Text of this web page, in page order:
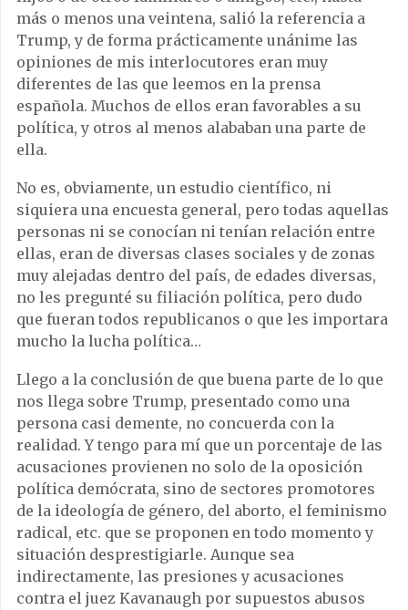
más o menos una veintena, salió la referencia a
Trump, y de forma prácticamente unánime las
opiniones de mis interlocutores eran muy
diferentes de las que leemos en la prensa
española. Muchos de ellos eran favorables a su
política, y otros al menos alababan una parte de
ella.
No es, obviamente, un estudio científico, ni
siquiera una encuesta general, pero todas aquellas
personas ni se conocían ni tenían relación entre
ellas, eran de diversas clases sociales y de zonas
muy alejadas dentro del país, de edades diversas,
no les pregunté su filiación política, pero dudo
que fueran todos republicanos o que les importara
mucho la lucha política…
Llego a la conclusión de que buena parte de lo que
nos llega sobre Trump, presentado como una
persona casi demente, no concuerda con la
realidad. Y tengo para mí que un porcentaje de las
acusaciones provienen no solo de la oposición
política demócrata, sino de sectores promotores
de la ideología de género, del aborto, el feminismo
radical, etc. que se proponen en todo momento y
situación desprestigiarle. Aunque sea
indirectamente, las presiones y acusaciones
contra el juez Kavanaugh por supuestos abusos